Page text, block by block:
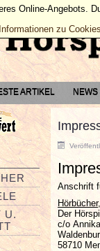
ARTIKEL
U.
Anschrift
Der
c/o
58710
Online-Angebots.
zu